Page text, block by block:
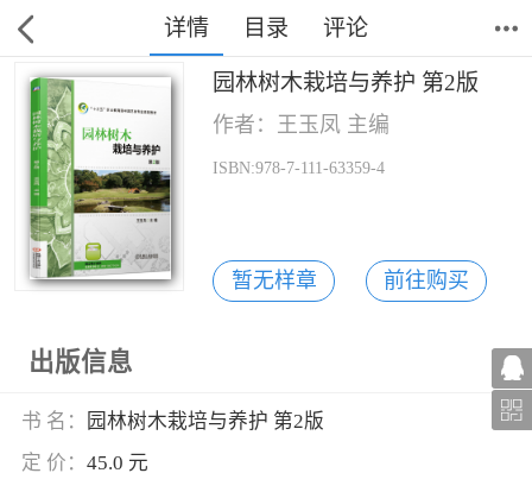
详情 目录 评论
园林树木栽培与养护 第2版
作者：王玉凤 主编
ISBN:978-7-111-63359-4
暂无样章 前往购买
出版信息
书 名：
园林树木栽培与养护 第2版
定 价： 45.0 元